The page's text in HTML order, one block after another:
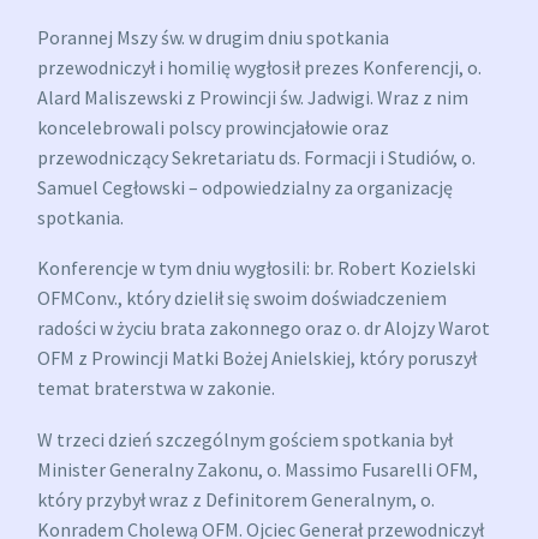
Porannej Mszy św. w drugim dniu spotkania
przewodniczył i homilię wygłosił prezes Konferencji, o.
Alard Maliszewski z Prowincji św. Jadwigi. Wraz z nim
koncelebrowali polscy prowincjałowie oraz
przewodniczący Sekretariatu ds. Formacji i Studiów, o.
Samuel Cegłowski – odpowiedzialny za organizację
spotkania.
Konferencje w tym dniu wygłosili: br. Robert Kozielski
OFMConv., który dzielił się swoim doświadczeniem
radości w życiu brata zakonnego oraz o. dr Alojzy Warot
OFM z Prowincji Matki Bożej Anielskiej, który poruszył
temat braterstwa w zakonie.
W trzeci dzień szczególnym gościem spotkania był
Minister Generalny Zakonu, o. Massimo Fusarelli OFM,
który przybył wraz z Definitorem Generalnym, o.
Konradem Cholewą OFM. Ojciec Generał przewodniczył